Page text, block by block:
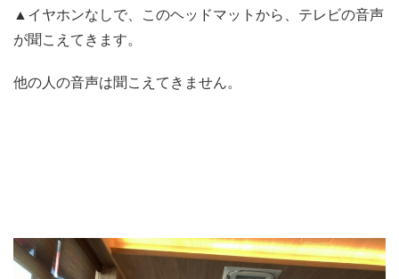
▲イヤホンなしで、このヘッドマットから、テレビの音声
が聞こえてきます。
他の人の音声は聞こえてきません。